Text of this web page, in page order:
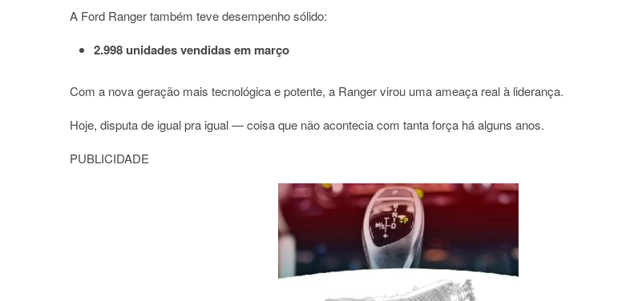
A Ford Rangertambém teve desempenho sólido:
2.998 unidades vendidas em março
Com a nova geração mais tecnológica e potente, a Ranger virou uma ameaça real à liderança.
Hoje, disputa de igual pra igual — coisa que não acontecia com tanta força há alguns anos.
PUBLICIDADE